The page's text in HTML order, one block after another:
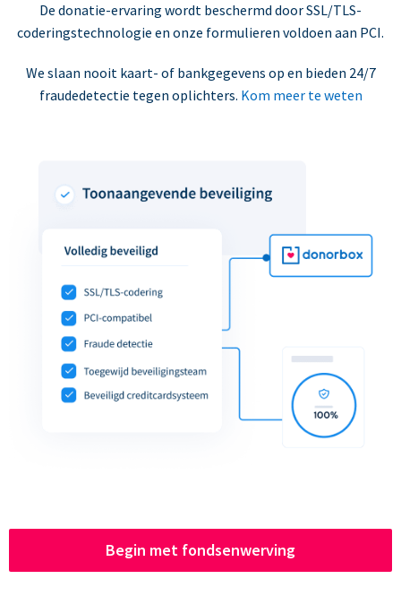
De donatie-ervaring wordt beschermd door SSL/TLS-
coderingstechnologie en onze formulieren voldoen aan PCI.
We slaan nooit kaart- of bankgegevens op en bieden 24/7
fraudedetectie tegen oplichters. Kom meer te weten
Begin met fondsenwerving